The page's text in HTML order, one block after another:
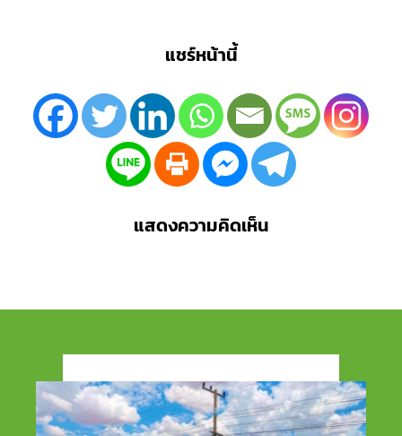
แชร์หน้านี้
แสดงความคิดเห็น